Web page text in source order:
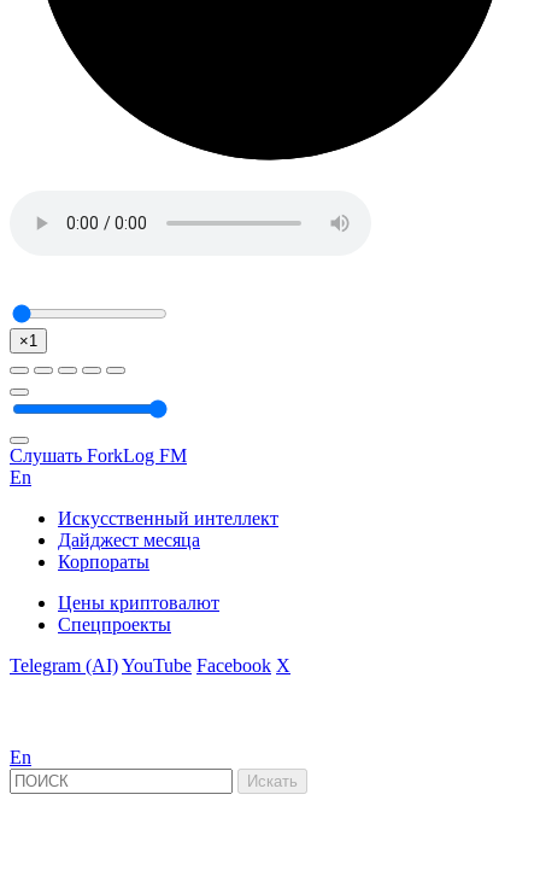
×1
Слушать ForkLog FM
En
Искусственный интеллект
Дайджест месяца
Корпораты
Цены криптовалют
Спецпроекты
Telegram (AI)YouTube Facebook X
En